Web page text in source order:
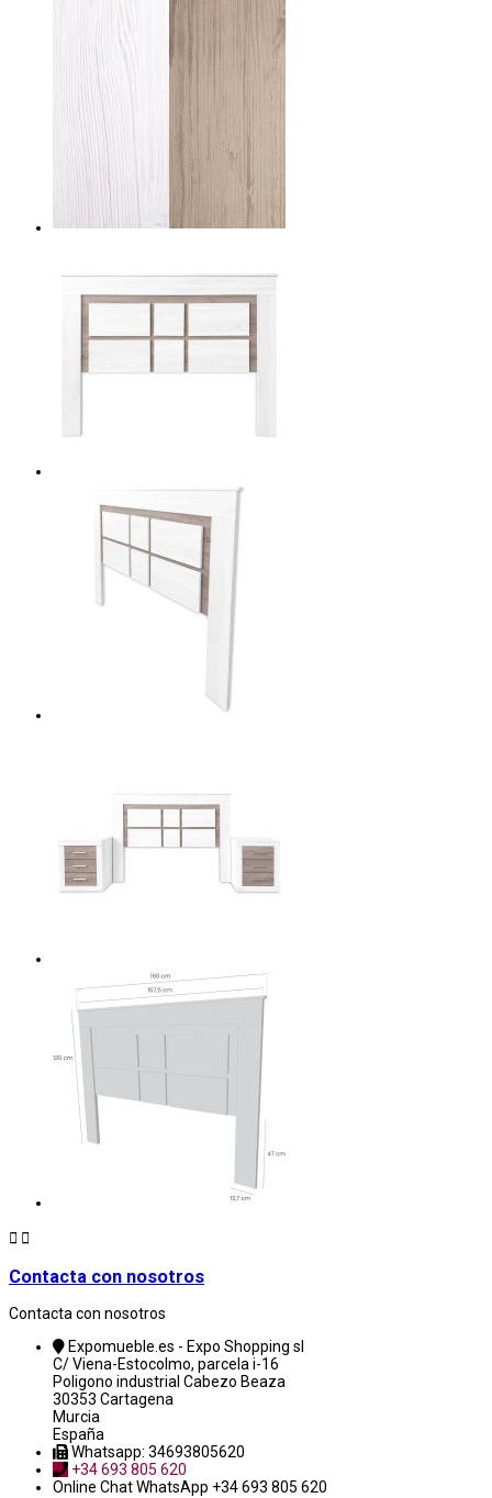
 
Contacta con nosotros
Contacta con nosotros
Expomueble.es - Expo Shopping sl
C/ Viena-Estocolmo, parcela i-16
Poligono industrial Cabezo Beaza
30353 Cartagena
Murcia
España
Whatsapp: 34693805620
+34 693 805 620
Online ChatWhatsApp +34 693 805 620